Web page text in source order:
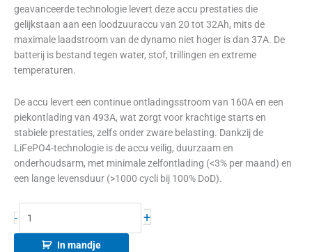
geavanceerde technologie levert deze accu prestaties die
gelijkstaan aan een loodzuuraccu van 20 tot 32Ah, mits de
maximale laadstroom van de dynamo niet hoger is dan 37A. De
batterij is bestand tegen water, stof, trillingen en extreme
temperaturen.
De accu levert een continue ontladingsstroom van 160A en een
piekontlading van 493A, wat zorgt voor krachtige starts en
stabiele prestaties, zelfs onder zware belasting. Dankzij de
LiFePO4-technologie is de accu veilig, duurzaam en
onderhoudsarm, met minimale zelfontlading (<3% per maand) en
een lange levensduur (>1000 cycli bij 100% DoD).
- +
In mandje